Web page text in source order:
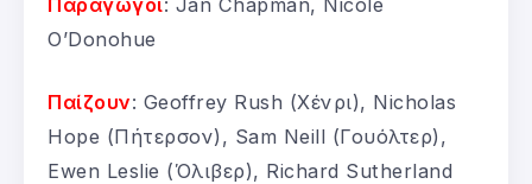
O’Donohue
Παίζουν: Geoffrey Rush (Χένρι), Nicholas
Hope (Πήτερσον), Sam Neill (Γουόλτερ),
Ewen Leslie (Όλιβερ), Richard Sutherland